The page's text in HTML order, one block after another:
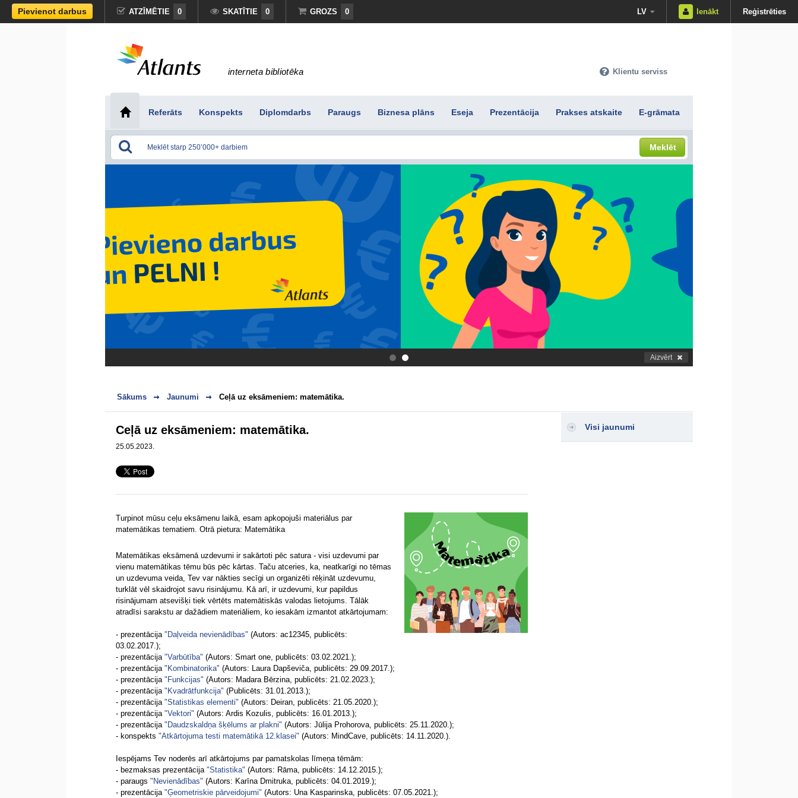
Pievienot darbus ATZĪMĒTIE 0 SKATĪTIE 0 GROZS 0 LV Ienākt Reģistrēties
interneta bibliotēka Klientu serviss
Referāts Konspekts Diplomdarbs Paraugs Biznesa plāns Eseja Prezentācija Prakses atskaite E-grāmata
Meklēt
. Aizvērt
Sākums Jaunumi Ceļā uz eksāmeniem: matemātika.
Ceļā uz eksāmeniem: matemātika.
25.05.2023.
Turpinot mūsu ceļu eksāmenu laikā, esam apkopojuši materiālus par
matemātikas tematiem. Otrā pietura: Matemātika
Matemātikas eksāmenā uzdevumi ir sakārtoti pēc satura - visi uzdevumi par
vienu matemātikas tēmu būs pēc kārtas. Taču atceries, ka, neatkarīgi no tēmas
un uzdevuma veida, Tev var nākties secīgi un organizēti rēķināt uzdevumu,
turklāt vēl skaidrojot savu risinājumu. Kā arī, ir uzdevumi, kur papildus
risinājumam atsevišķi tiek vērtēts matemātiskās valodas lietojums. Tālāk
atradīsi sarakstu ar dažādiem materiāliem, ko iesakām izmantot atkārtojumam:
- prezentācija "Daļveida nevienādības" (Autors: ac12345, publicēts:
03.02.2017.);
- prezentācija "Varbūtība" (Autors: Smart one, publicēts: 03.02.2021.);
- prezentācija "Kombinatorika" (Autors: Laura Dapševiča, publicēts: 29.09.2017.);
- prezentācija "Funkcijas" (Autors: Madara Bērzina, publicēts: 21.02.2023.);
- prezentācija "Kvadrātfunkcija" (Publicēts: 31.01.2013.);
- prezentācija "Statistikas elementi" (Autors: Deiran, publicēts: 21.05.2020.);
- prezentācija "Vektori" (Autors: Ardis Kozulis, publicēts: 16.01.2013.);
- prezentācija "Daudzskaldņa šķēlums ar plakni" (Autors: Jūlija Prohorova, publicēts: 25.11.2020.);
- konspekts "Atkārtojuma testi matemātikā 12.klasei" (Autors: MindCave, publicēts: 14.11.2020.).
Iespējams Tev noderēs arī atkārtojums par pamatskolas līmeņa tēmām:
- bezmaksas prezentācija "Statistika" (Autors: Rāma, publicēts: 14.12.2015.);
- paraugs "Nevienādības" (Autors: Karīna Dmitruka, publicēts: 04.01.2019.);
- prezentācija "Ģeometriskie pārveidojumi" (Autors: Una Kasparinska, publicēts: 07.05.2021.);
Visi jaunumi